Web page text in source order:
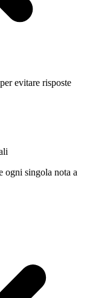
evitare risposte
ogni singola nota a